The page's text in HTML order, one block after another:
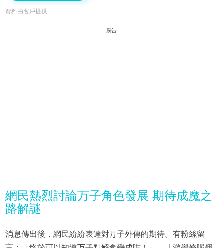
資料由客戶提供
廣告
網民熱烈討論万子角色發展 期待成魔之
路解謎
消息傳出後，網民紛紛表達對万子外傳的期待。有粉絲留